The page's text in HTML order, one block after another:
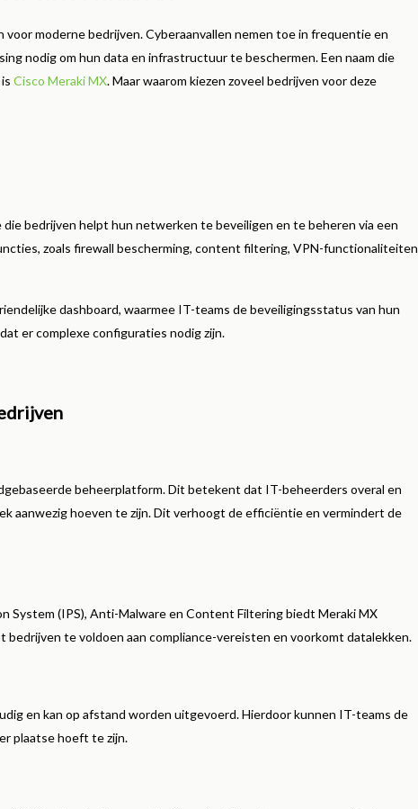
moderne bedrijven. Cyberaanvallen nemen toe in frequentie en
nodig om hun data en infrastructuur te beschermen. Een naam die
Cisco Meraki MX. Maar waarom kiezen zoveel bedrijven voor deze
bedrijven helpt hun netwerken te beveiligen en te beheren via een
zoals firewall bescherming, content filtering, VPN-functionaliteiten
dashboard, waarmee IT-teams de beveiligingsstatus van hun
er complexe configuraties nodig zijn.
beheerplatform. Dit betekent dat IT-beheerders overal en
aanwezig hoeven te zijn. Dit verhoogt de efficiëntie en vermindert de
System (IPS), Anti-Malware en Content Filtering biedt Meraki MX
te voldoen aan compliance-vereisten en voorkomt datalekken.
en kan op afstand worden uitgevoerd. Hierdoor kunnen IT-teams de
plaatse hoeft te zijn.